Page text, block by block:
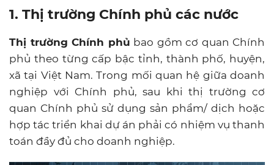
1. Thị trường Chính phủ các nước
Thị trường Chính phủ bao gồm cơ quan Chính
phủ theo từng cấp bậc tỉnh, thành phố, huyện,
xã tại Việt Nam. Trong mối quan hệ giữa doanh
nghiệp với Chính phủ, sau khi thị trường cơ
quan Chính phủ sử dụng sản phẩm/ dịch hoặc
hợp tác triển khai dự án phải có nhiệm vụ thanh
toán đầy đủ cho doanh nghiệp.